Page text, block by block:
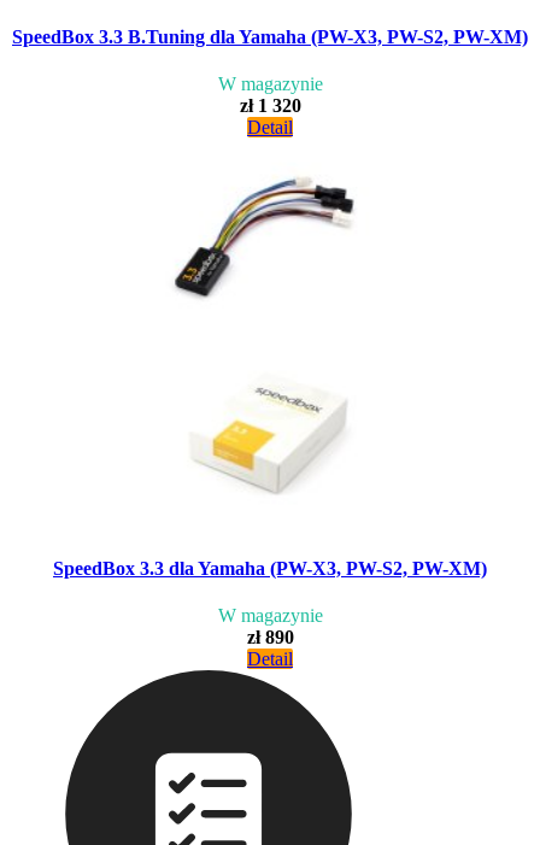
SpeedBox 3.3 B.Tuning dla Yamaha (PW-X3, PW-S2, PW-XM)
W magazynie
zł 1 320
Detail
SpeedBox 3.3 dla Yamaha (PW-X3, PW-S2, PW-XM)
W magazynie
zł 890
Detail